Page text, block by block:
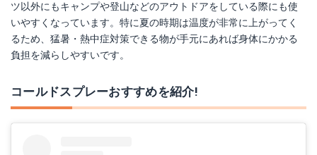
ツ以外にもキャンプや登山などのアウトドアをしている際にも使
いやすくなっています。特に夏の時期は温度が非常に上がってく
るため、猛暑・熱中症対策できる物が手元にあれば身体にかかる
負担を減らしやすいです。
コールドスプレーおすすめを紹介!